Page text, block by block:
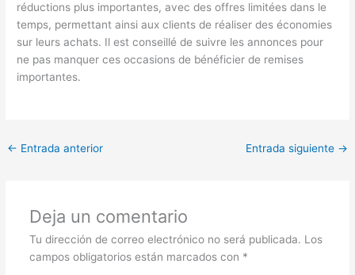
réductions plus importantes, avec des offres limitées dans le
temps, permettant ainsi aux clients de réaliser des économies
sur leurs achats. Il est conseillé de suivre les annonces pour
ne pas manquer ces occasions de bénéficier de remises
importantes.
← Entrada anterior Entrada siguiente →
Deja un comentario
Tu dirección de correo electrónico no será publicada. Los
campos obligatorios están marcados con *